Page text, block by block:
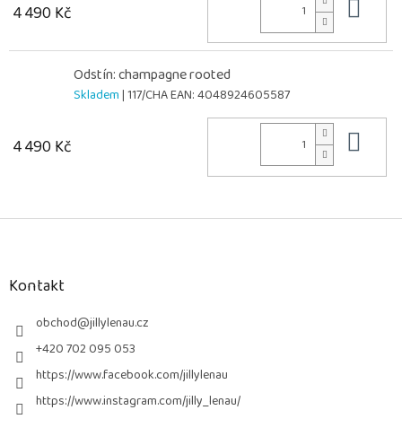
4 490 Kč
Odstín: champagne rooted
Skladem| 117/CHAEAN:4048924605587
4 490 Kč
Z
Kontakt
obchod@jillylenau.cz
+420 702 095 053
https://www.facebook.com/jillylenau
https://www.instagram.com/jilly_lenau/